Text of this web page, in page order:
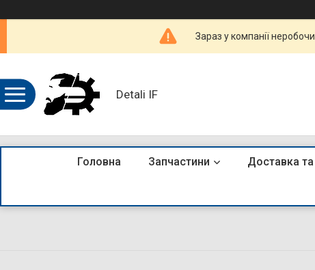
Зараз у компанії
Detali IF
Головна Запчастини Доставка